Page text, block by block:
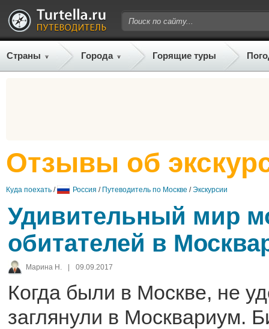
Страны Города Горящие туры
Отзывы об
Куда поехать / Россия / Путеводитель по Москве /Экскурсии
Удивительный мир
обитателей в
Марина Н. | 09.09.2017
Когда были в Москве, не
заглянули в Москвариум.